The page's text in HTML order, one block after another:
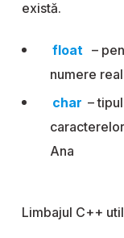
există.
float –
numere
char –
Ana
Limbajul C++